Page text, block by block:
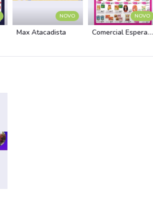
NOVO
Max Atacadista
NOVO
Comercial Esperança